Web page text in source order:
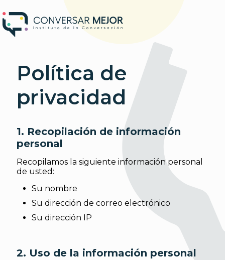
Política de
privacidad
1. Recopilación de información
personal
Recopilamos la siguiente información personal
de usted:
Su nombre
Su dirección de correo electrónico
Su dirección IP
2. Uso de la información personal